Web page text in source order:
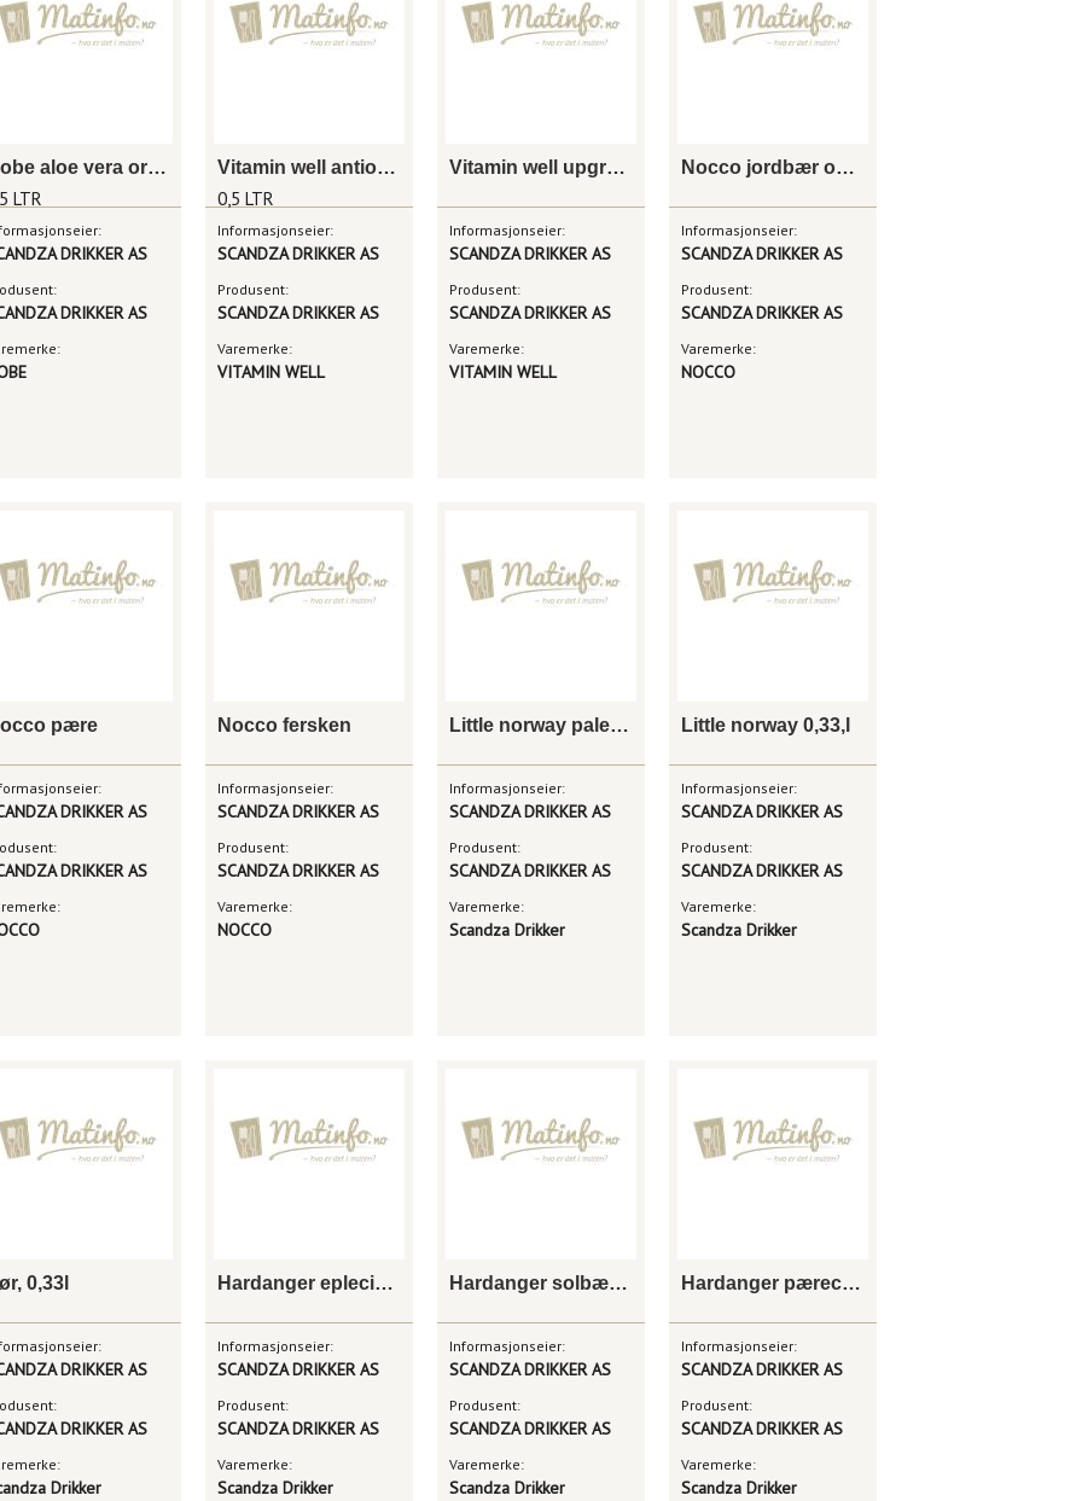
Nobe aloe vera original
LTR
DRIKKER AS
DRIKKER AS
Vitamin well antioxidant
0,5 LTR
Informasjonseier:
SCANDZA DRIKKER AS
Produsent:
SCANDZA DRIKKER AS
Varemerke:
VITAMIN WELL
Vitamin well upgrade
Informasjonseier:
SCANDZA DRIKKER AS
Produsent:
SCANDZA DRIKKER AS
Varemerke:
VITAMIN WELL
Nocco jordbær og rabarbra
Informasjonseier:
SCANDZA DRIKKER AS
Produsent:
SCANDZA DRIKKER AS
Varemerke:
NOCCO
pære
DRIKKER AS
DRIKKER AS
Nocco fersken
Informasjonseier:
SCANDZA DRIKKER AS
Produsent:
SCANDZA DRIKKER AS
Varemerke:
NOCCO
Little norway pale ale, 4 x 0,44l
Informasjonseier:
SCANDZA DRIKKER AS
Produsent:
SCANDZA DRIKKER AS
Varemerke:
Scandza Drikker
Little norway 0,33,l
Informasjonseier:
SCANDZA DRIKKER AS
Produsent:
SCANDZA DRIKKER AS
Varemerke:
Scandza Drikker
0,33l
DRIKKER AS
DRIKKER AS
Drikker
Hardanger eplecider, 4 x 0,5l
Informasjonseier:
SCANDZA DRIKKER AS
Produsent:
SCANDZA DRIKKER AS
Varemerke:
Scandza Drikker
Hardanger solbærcider, 4 x 0,5l
Informasjonseier:
SCANDZA DRIKKER AS
Produsent:
SCANDZA DRIKKER AS
Varemerke:
Scandza Drikker
Hardanger pærecider, 4 x 0,5l
Informasjonseier:
SCANDZA DRIKKER AS
Produsent:
SCANDZA DRIKKER AS
Varemerke:
Scandza Drikker